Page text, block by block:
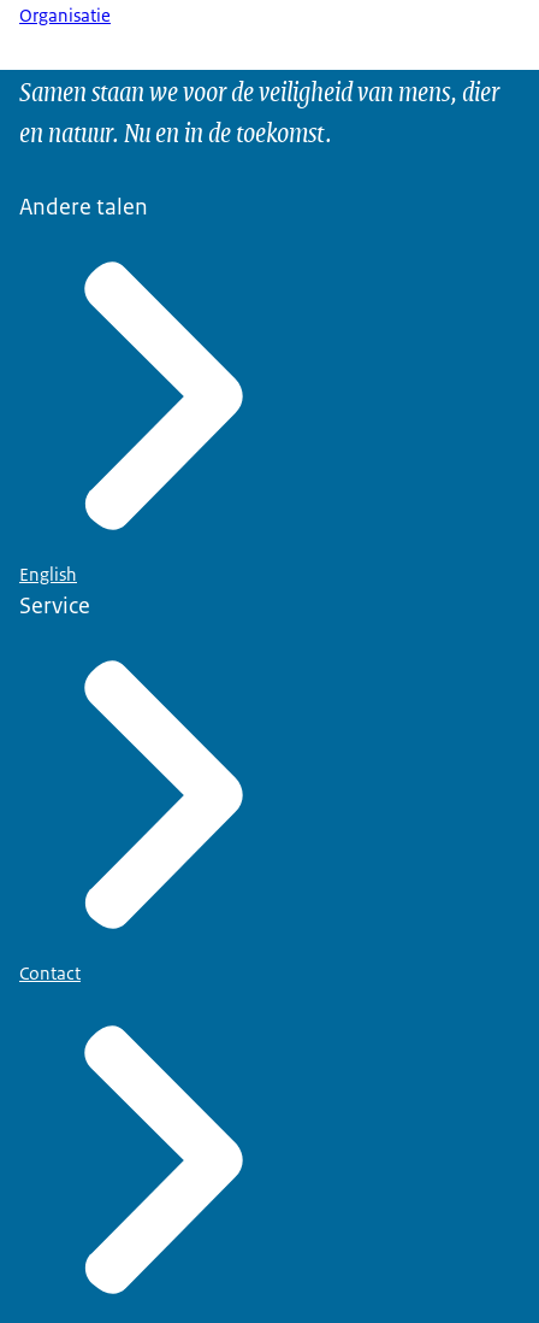
Organisatie
Samen staan we voor de veiligheid van mens, dier
en natuur. Nu en in de toekomst.
Andere talen
English
Service
Contact